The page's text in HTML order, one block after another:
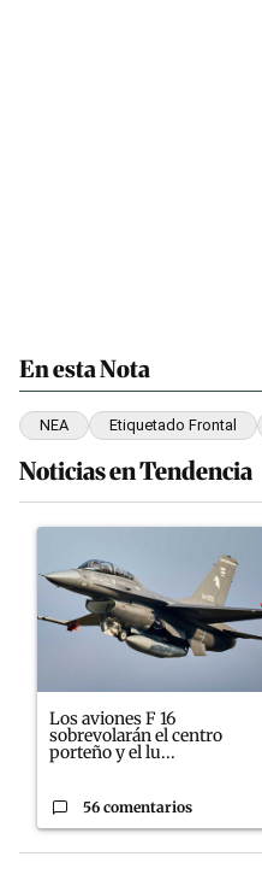
En esta Nota
NEA Etiquetado Frontal
Noticias en Tendencia
Este listado muestra los
Un artículo de tendencia
Los aviones F 16
sobrevolarán el centro
porteño y el lu...
56 comentarios